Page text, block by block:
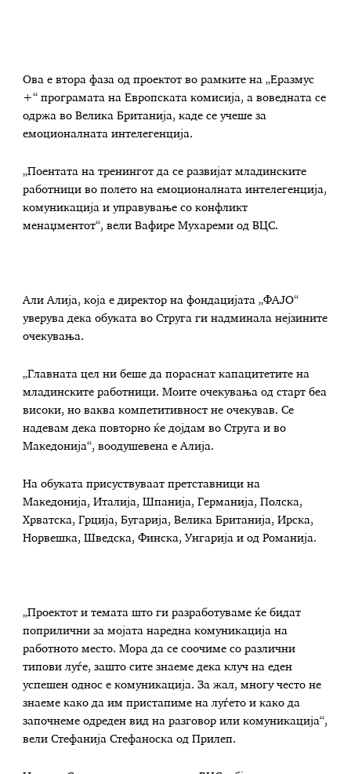
Ова е втора фаза од проектот во рамките на „Еразмус
+“ програмата на Европската комисија, а воведната се
одржа во Велика Британија, каде се учеше за
емоционалната интелегенција.
„Поентата на тренингот да се развијат младинските
работници во полето на емоционалната интелегенција,
комуникација и управување со конфликт
менаџментот“, вели Вафире Мухареми од ВЦС.
Али Алија, која е директор на фондацијата „ФАЈО“
уверува дека обуката во Струга ги надминала нејзините
очекувања.
„Главната цел ни беше да пораснат капацитетите на
младинските работници. Моите очекувања од старт беа
високи, но ваква компетитивност не очекував. Се
надевам дека повторно ќе дојдам во Струга и во
Македонија“, воодушевена е Алија.
На обуката присуствуваат претставници на
Македонија, Италија, Шпанија, Германија, Полска,
Хрватска, Грција, Бугарија, Велика Британија, Ирска,
Норвешка, Шведска, Финска, Унгарија и од Романија.
„Проектот и темата што ги разработуваме ќе бидат
поприлични за мојата наредна комуникација на
работното место. Мора да се соочиме со различни
типови луѓе, зашто сите знаеме дека клуч на еден
успешен однос е комуникација. За жал, многу често не
знаеме како да им пристапиме на луѓето и како да
започнеме одреден вид на разговор или комуникација“,
вели Стефанија Стефаноска од Прилеп.